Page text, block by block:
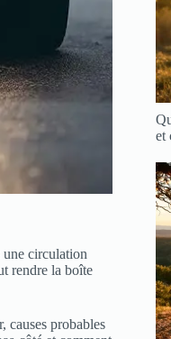
une circulation
rendre la boîte
causes probables
et